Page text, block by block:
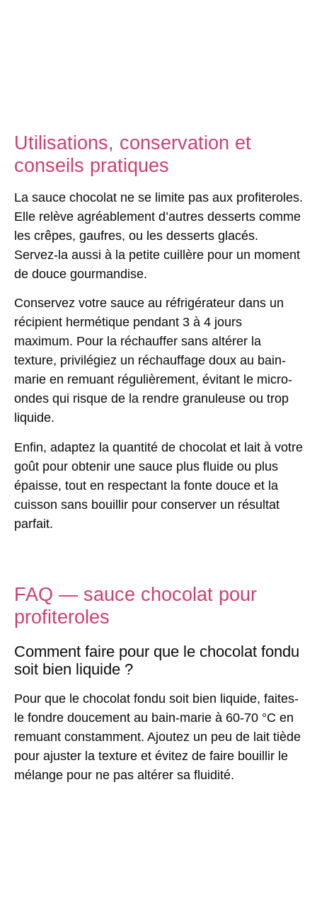
Utilisations, conservation et
conseils pratiques
La sauce chocolat ne se limite pas aux profiteroles.
Elle relève agréablement d’autres desserts comme
les crêpes, gaufres, ou les desserts glacés.
Servez-la aussi à la petite cuillère pour un moment
de douce gourmandise.
Conservez votre sauce au réfrigérateur dans un
récipient hermétique pendant 3 à 4 jours
maximum. Pour la réchauffer sans altérer la
texture, privilégiez un réchauffage doux au bain-
marie en remuant régulièrement, évitant le micro-
ondes qui risque de la rendre granuleuse ou trop
liquide.
Enfin, adaptez la quantité de chocolat et lait à votre
goût pour obtenir une sauce plus fluide ou plus
épaisse, tout en respectant la fonte douce et la
cuisson sans bouillir pour conserver un résultat
parfait.
FAQ — sauce chocolat pour
profiteroles
Comment faire pour que le chocolat fondu
soit bien liquide ?
Pour que le chocolat fondu soit bien liquide, faites-
le fondre doucement au bain-marie à 60-70 °C en
remuant constamment. Ajoutez un peu de lait tiède
pour ajuster la texture et évitez de faire bouillir le
mélange pour ne pas altérer sa fluidité.